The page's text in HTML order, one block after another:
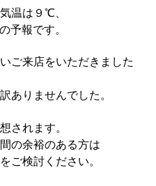
温は９℃、
予報です。
ご来店をいただきました
ありませんでした。
されます。
の余裕のある方は
ご検討ください。